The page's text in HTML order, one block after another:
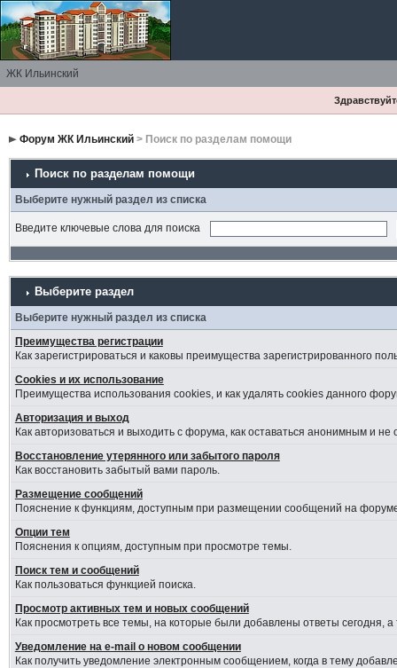
ЖК Ильинский
Форум ЖК Ильинский> Поиск по разделам помощи
Поиск по разделам помощи
Выберите нужный раздел из списка
Введите ключевые слова для поиска
Выберите раздел
Выберите нужный раздел из списка
Преимущества регистрации
Как зарегистрироваться и каковы преимущества зарегистрированного
Cookies и их использование
Преимущества использования cookies, и как удалять cookies данного
Авторизация и выход
Как авторизоваться и выходить с форума, как оставаться анонимным и
Восстановление утерянного или забытого пароля
Как восстановить забытый вами пароль.
Размещение сообщений
Пояснение к функциям, доступным при размещении сообщений на
Опции тем
Пояснения к опциям, доступным при просмотре темы.
Поиск тем и сообщений
Как пользоваться функцией поиска.
Просмотр активных тем и новых сообщений
Как просмотреть все темы, на которые были добавлены ответы сегодня,
Уведомление на е-mail о новом сообщении
Как получить уведомление электронным сообщением, когда в тему